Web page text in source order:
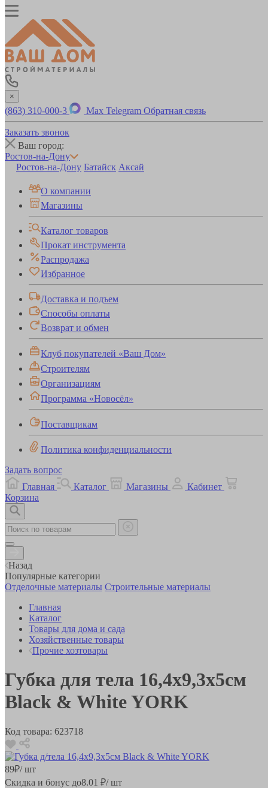
×
(863) 310-000-3 Max Telegram Обратная связь
Заказать звонок
Ваш город:
Ростов-на-Дону
Ростов-на-Дону Батайск Аксай
О компании
Магазины
Каталог товаров
Прокат инструмента
Распродажа
Избранное
Доставка и подъем
Способы оплаты
Возврат и обмен
Клуб покупателей «Ваш Дом»
Строителям
Организациям
Программа «Новосёл»
Поставщикам
Политика конфиденциальности
Задать вопрос
Главная
Каталог Магазины
Кабинет
Корзина
Назад
Популярные категории
Отделочные материалы Строительные материалы
Главная
Каталог
Товары для дома и сада
Хозяйственные товары
Прочие хозтовары
Губка для тела 16,4х9,3х5см
Black & White YORK
Код товара: 623718
89₽/ шт
Скидка и бонус до8.01 ₽/ шт